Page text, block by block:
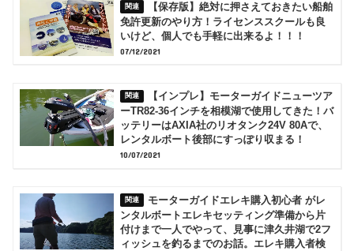
【保存版】絶対に押さえておきたい船舶
免許更新のやり方！ライセンススクールも良
いけど、個人でも手軽に出来るよ！！！
07/12/2021
【インプレ】モーターガイドニューツア
ーTR82-36インチを相模湖で使用してきた！バ
ッテリーはAXIA社のリオタンク24V 80Aで、
レンタルボート後部にすっぽり収まる！
10/07/2021
モーターガイドエレキ購入初心者 がレ
ンタルボートエレキセッティング準備から片
付けまで一人でやって、見事に津久井湖で2フ
ィッシュを釣るまでのお話。エレキ購入者検